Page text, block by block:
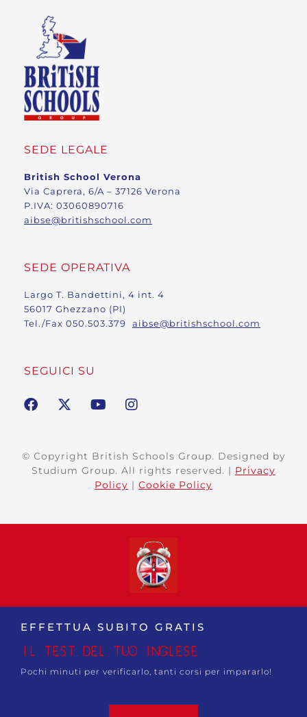
SEDE LEGALE
British School Verona
Via Caprera, 6/A – 37126 Verona
P.IVA: 03060890716
aibse@britishschool.com
SEDE OPERATIVA
Largo T. Bandettini, 4 int. 4
56017 Ghezzano (PI)
Tel./Fax 050.503.379 aibse@britishschool.com
SEGUICI SU
© Copyright British Schools Group. Designed by
Studium Group. All rights reserved. | Privacy
Policy | Cookie Policy
EFFETTUA SUBITO GRATIS
IL TEST DEL TUO INGLESE
Pochi minuti per verificarlo, tanti corsi per impararlo!